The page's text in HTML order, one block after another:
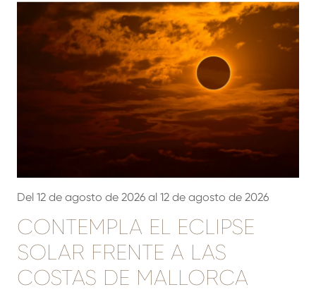
Del 12 de agosto de 2026 al 12 de agosto de 2026
CONTEMPLA EL ECLIPSE
SOLAR FRENTE A LAS
COSTAS DE MALLORCA